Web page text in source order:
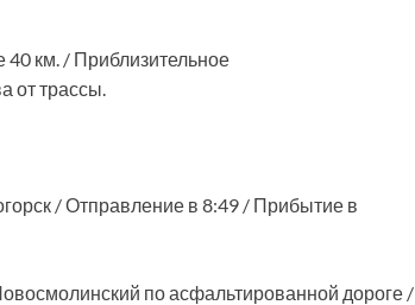
км. / Приблизительное
от трассы.
/ Отправление в 8:49 / Прибытие в
по асфальтированной дороге /